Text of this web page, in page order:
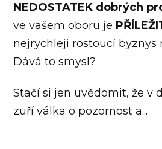
NEDOSTATEK dobrých
ve vašem oboru je
nejrychleji rostoucí byznys
Dává to smysl?
Stačí si jen uvědomit, že v
zuří válka o pozornost a...